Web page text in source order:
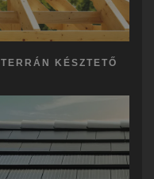
TERRÁN KÉSZTETŐ